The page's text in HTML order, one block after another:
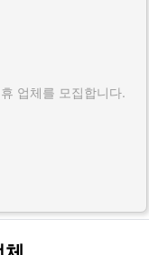
업체를 모집합니다.